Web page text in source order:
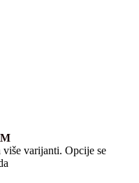
varijanti. Opcije se